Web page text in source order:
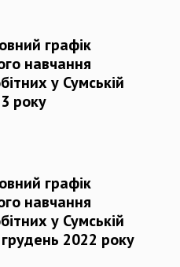
графік
навчання
у Сумській
року
графік
навчання
у Сумській
2022 року